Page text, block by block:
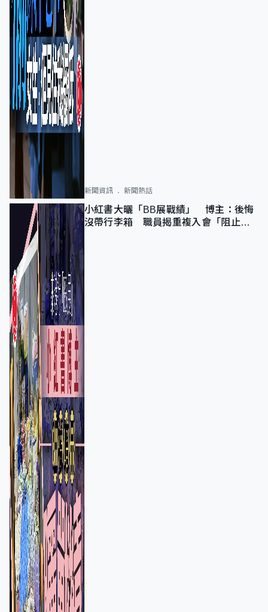
新聞資訊 新聞熱話
小紅書大曬「BB展戰績」 博主：後悔
沒帶行李箱 職員揭重複入會「阻止唔